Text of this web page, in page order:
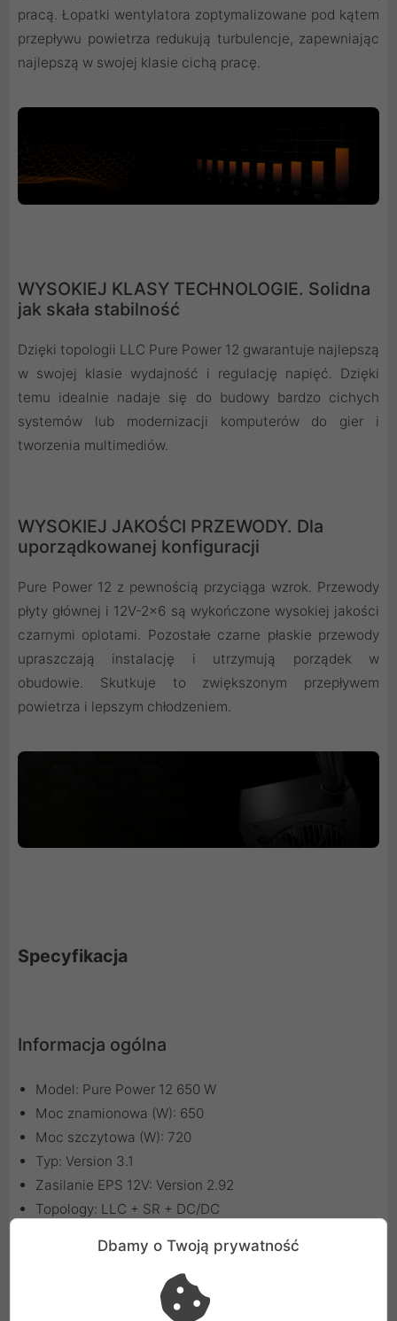
pracą. Łopatki wentylatora zoptymalizowane pod kątem
przepływu powietrza redukują turbulencje, zapewniając
najlepszą w swojej klasie cichą pracę.
WYSOKIEJ KLASY TECHNOLOGIE. Solidna
jak skała stabilność
Dzięki topologii LLC Pure Power 12 gwarantuje najlepszą
w swojej klasie wydajność i regulację napięć. Dzięki
temu idealnie nadaje się do budowy bardzo cichych
systemów lub modernizacji komputerów do gier i
tworzenia multimediów.
WYSOKIEJ JAKOŚCI PRZEWODY. Dla
uporządkowanej konfiguracji
Pure Power 12 z pewnością przyciąga wzrok. Przewody
płyty głównej i 12V-2x6 są wykończone wysokiej jakości
czarnymi oplotami. Pozostałe czarne płaskie przewody
upraszczają instalację i utrzymują porządek w
obudowie. Skutkuje to zwiększonym przepływem
powietrza i lepszym chłodzeniem.
Specyfikacja
Informacja ogólna
Model: Pure Power 12 650 W
Moc znamionowa (W): 650
Moc szczytowa (W): 720
Typ: Version 3.1
Zasilanie EPS 12V: Version 2.92
Topology: LLC + SR + DC/DC
Częstotliwość (Hz): 50 - 60
Prąd bezpieczny (A): 10 / 5
Czynnik mocy przy 100% obciążeniu: >0.98
Dbamy o Twoją prywatność